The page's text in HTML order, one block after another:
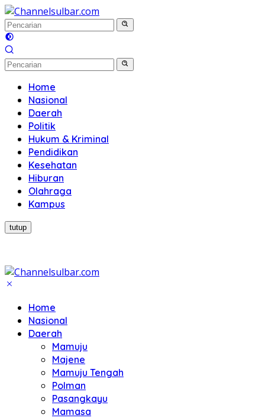
Langsung
ke
konten
Home
Nasional
Daerah
Politik
Hukum & Kriminal
Pendidikan
Kesehatan
Hiburan
Olahraga
Kampus
tutup
Home
Nasional
Daerah
Mamuju
Majene
Mamuju Tengah
Polman
Pasangkayu
Mamasa